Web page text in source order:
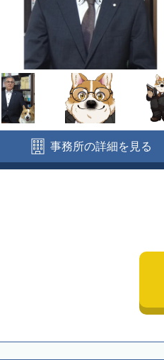
事務所の詳細を見る